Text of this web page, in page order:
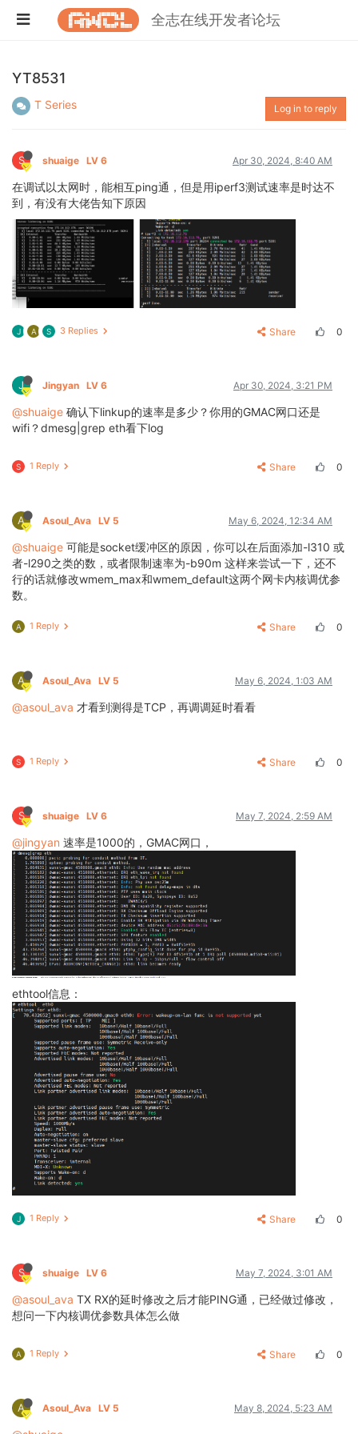
全志在线开发者论坛
YT8531
T Series Log in to reply
S shuaige LV 6 Apr 30, 2024, 8:40 AM
在调试以太网时，能相互ping通，但是用iperf3测试速率是时达不
到，有没有大佬告知下原因
J A S 3 Replies Share 0
J Jingyan LV 6 Apr 30, 2024, 3:21 PM
@shuaige 确认下linkup的速率是多少？你用的GMAC网口还是
wifi？dmesg|grep eth看下log
S 1 Reply Share 0
A Asoul_Ava LV 5 May 6, 2024, 12:34 AM
@shuaige 可能是socket缓冲区的原因，你可以在后面添加-l310 或
者-l290之类的数，或者限制速率为-b90m 这样来尝试一下，还不
行的话就修改wmem_max和wmem_default这两个网卡内核调优参
数。
A 1 Reply Share 0
A Asoul_Ava LV 5 May 6, 2024, 1:03 AM
@asoul_ava 才看到测得是TCP，再调调延时看看
S 1 Reply Share 0
S shuaige LV 6 May 7, 2024, 2:59 AM
@jingyan 速率是1000的，GMAC网口，
ethtool信息：
J 1 Reply Share 0
S shuaige LV 6 May 7, 2024, 3:01 AM
@asoul_ava TX RX的延时修改之后才能PING通，已经做过修改，
想问一下内核调优参数具体怎么做
A 1 Reply Share 0
A Asoul_Ava LV 5 May 8, 2024, 5:23 AM